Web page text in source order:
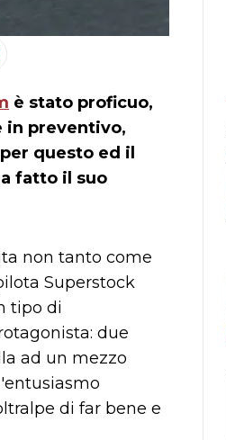
è stato proficuo,
in preventivo,
questo ed il
fatto il suo
non tanto come
Superstock
tipo di
due
ad un mezzo
di far bene e